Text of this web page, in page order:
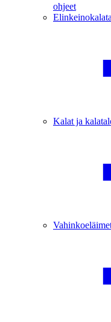
ohjeet
Kalat ja